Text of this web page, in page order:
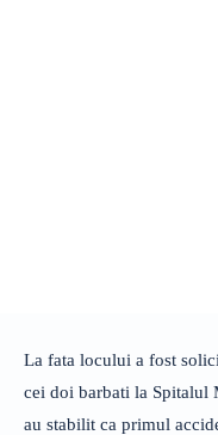
La fata locului a fost
cei doi barbati la Spitalul
au stabilit ca primul